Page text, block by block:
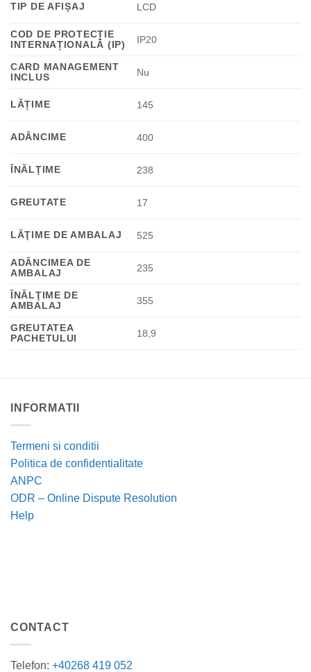
TIP DE AFIȘAJ LCD
COD DE PROTECȚIE
INTERNAȚIONALĂ (IP)
IP20
CARD MANAGEMENT
INCLUS
Nu
LĂȚIME 145
ADÂNCIME 400
ÎNĂLŢIME 238
GREUTATE 17
LĂŢIME DE AMBALAJ 525
ADÂNCIMEA DE
AMBALAJ
235
ÎNĂLŢIME DE
AMBALAJ
355
GREUTATEA
PACHETULUI
18,9
INFORMATII
Termeni si conditii
Politica de confidentialitate
ANPC
ODR – Online Dispute Resolution
Help
CONTACT
Telefon: +40268 419 052